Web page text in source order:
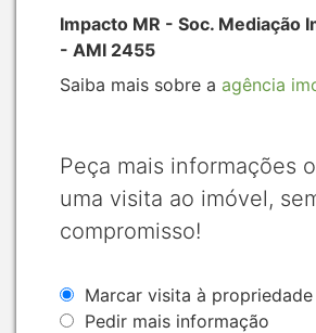
Impacto MR - Soc. Mediação
- AMI 2455
Saiba mais sobre a agência
Peça mais informações
uma visita ao imóvel,
compromisso!
Marcar visita à propriedade
Pedir mais informação